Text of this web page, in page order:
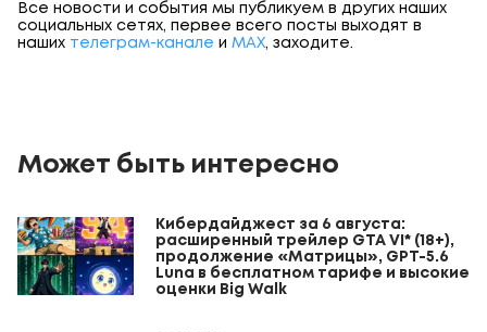
Все новости и события мы публикуем в других наших
социальных сетях, первее всего посты выходят в
наших телеграм-канале и МАХ, заходите.
Может быть интересно
Кибердайджест за 6 августа:
расширенный трейлер GTA VI* (18+),
продолжение «Матрицы», GPT-5.6
Luna в бесплатном тарифе и высокие
оценки Big Walk